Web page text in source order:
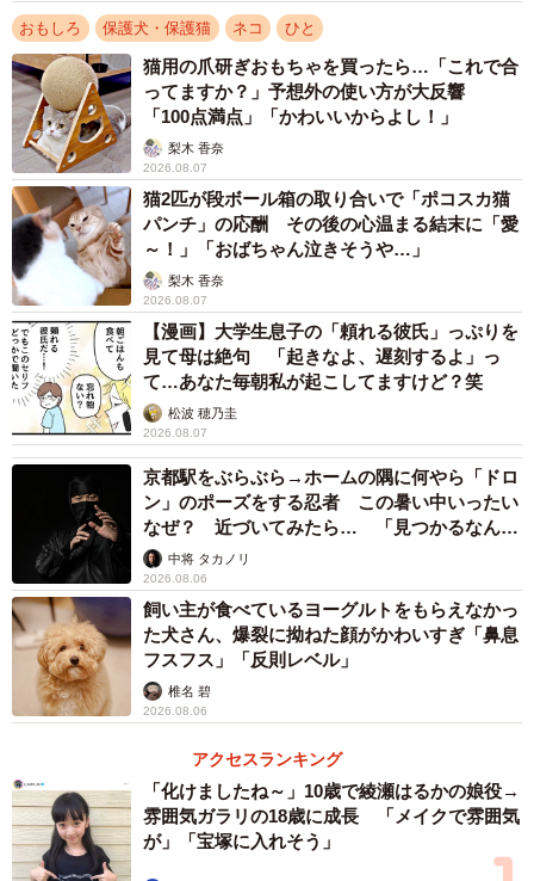
おもしろ 保護犬・保護猫 ネコ ひと
猫用の爪研ぎおもちゃを買ったら…「これで合
ってますか？」予想外の使い方が大反響
「100点満点」「かわいいからよし！」
梨木 香奈
2026.08.07
猫2匹が段ボール箱の取り合いで「ポコスカ猫
パンチ」の応酬 その後の心温まる結末に「愛
～！」「おばちゃん泣きそうや…」
梨木 香奈
2026.08.07
【漫画】大学生息子の「頼れる彼氏」っぷりを
見て母は絶句 「起きなよ、遅刻するよ」っ
て…あなた毎朝私が起こしてますけど？笑
松波 穂乃圭
2026.08.07
京都駅をぶらぶら→ホームの隅に何やら「ドロ
ン」のポーズをする忍者 この暑い中いったい
なぜ？ 近づいてみたら… 「見つかるなんて
未熟」中将 タカノリ
2026.08.06
飼い主が食べているヨーグルトをもらえなかっ
た犬さん、爆裂に拗ねた顔がかわいすぎ「鼻息
フスフス」「反則レベル」
椎名 碧
2026.08.06
アクセスランキング
「化けましたね～」10歳で綾瀬はるかの娘役→
雰囲気ガラリの18歳に成長 「メイクで雰囲気
が」「宝塚に入れそう」